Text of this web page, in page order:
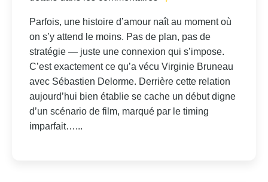
Parfois, une histoire d’amour naît au moment où
on s’y attend le moins. Pas de plan, pas de
stratégie — juste une connexion qui s’impose.
C’est exactement ce qu’a vécu Virginie Bruneau
avec Sébastien Delorme. Derrière cette relation
aujourd’hui bien établie se cache un début digne
d’un scénario de film, marqué par le timing
imparfait…...